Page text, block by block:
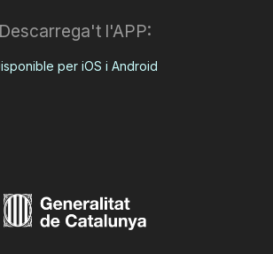
Descarrega't l'APP:
per iOS i Android